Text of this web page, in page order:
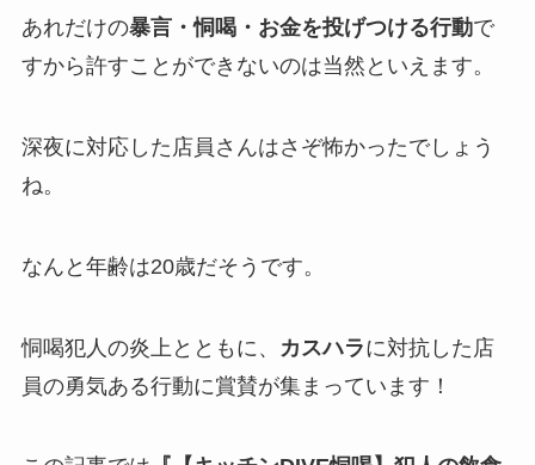
あれだけの暴言・恫喝・お金を投げつける行動で
すから許すことができないのは当然といえます。
深夜に対応した店員さんはさぞ怖かったでしょう
ね。
なんと年齢は20歳だそうです。
恫喝犯人の炎上とともに、 カスハラに対抗した店
員の勇気ある行動に賞賛が集まっています！